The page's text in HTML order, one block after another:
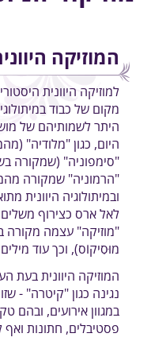
המוזיקה
למוזיקה היוונית
מקום של כבוד
היתר לשמותיהם של
"סימפוניה" (שמקורה
ובמיתולוגיה היוונית
לאל ארס כצירוף
מוּסִיקוֹס), וכך עוד
המוזיקה היוונית בעת
נגינה כגון "קיטרה" -
במגוון אירועים, ובהם
פסטיבלים, חתונות ואף